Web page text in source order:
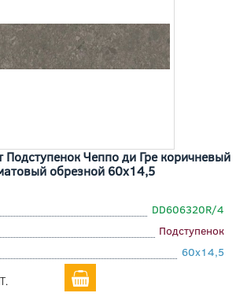
Подступенок Чеппо ди Гре коричневый
обрезной 60x14,5
DD606320R/4
Подступенок
60x14,5